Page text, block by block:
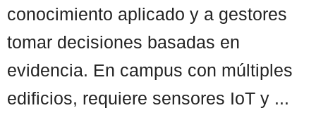
conocimiento aplicado y a gestores
tomar decisiones basadas en
evidencia. En campus con múltiples
edificios, requiere sensores IoT y ...